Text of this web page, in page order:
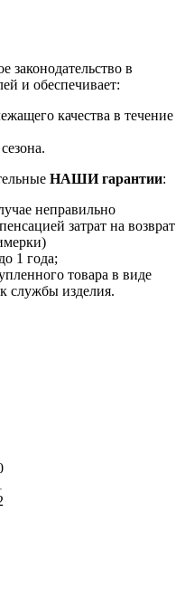
законодательство в
и обеспечивает:
качества в течение
НАШИ гарантии:
неправильно
затрат на возврат
1 года;
товара в виде
службы изделия.